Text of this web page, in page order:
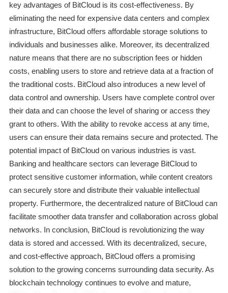
key advantages of BitCloud is its cost-effectiveness. By
eliminating the need for expensive data centers and complex
infrastructure, BitCloud offers affordable storage solutions to
individuals and businesses alike. Moreover, its decentralized
nature means that there are no subscription fees or hidden
costs, enabling users to store and retrieve data at a fraction of
the traditional costs. BitCloud also introduces a new level of
data control and ownership. Users have complete control over
their data and can choose the level of sharing or access they
grant to others. With the ability to revoke access at any time,
users can ensure their data remains secure and protected. The
potential impact of BitCloud on various industries is vast.
Banking and healthcare sectors can leverage BitCloud to
protect sensitive customer information, while content creators
can securely store and distribute their valuable intellectual
property. Furthermore, the decentralized nature of BitCloud can
facilitate smoother data transfer and collaboration across global
networks. In conclusion, BitCloud is revolutionizing the way
data is stored and accessed. With its decentralized, secure,
and cost-effective approach, BitCloud offers a promising
solution to the growing concerns surrounding data security. As
blockchain technology continues to evolve and mature,